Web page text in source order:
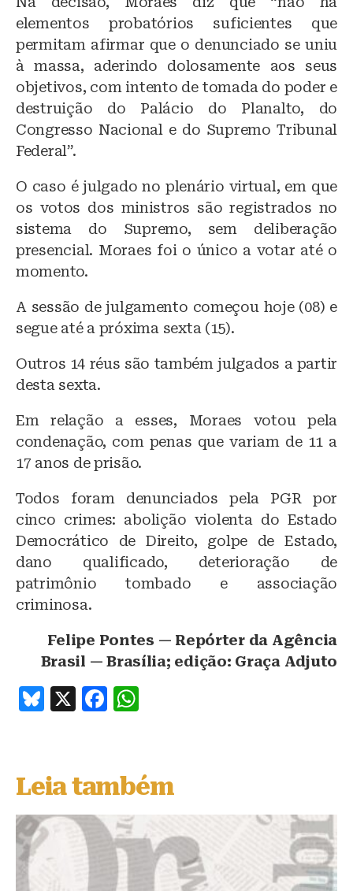
elementos probatórios suficientes que
permitam afirmar que o denunciado se uniu
à massa, aderindo dolosamente aos seus
objetivos, com intento de tomada do poder e
destruição do Palácio do Planalto, do
Congresso Nacional e do Supremo Tribunal
Federal”.
O caso é julgado no plenário virtual, em que
os votos dos ministros são registrados no
sistema do Supremo, sem deliberação
presencial. Moraes foi o único a votar até o
momento.
A sessão de julgamento começou hoje (08) e
segue até a próxima sexta (15).
Outros 14 réus são também julgados a partir
desta sexta.
Em relação a esses, Moraes votou pela
condenação, com penas que variam de 11 a
17 anos de prisão.
Todos foram denunciados pela PGR por
cinco crimes: abolição violenta do Estado
Democrático de Direito, golpe de Estado,
dano qualificado, deterioração de
patrimônio tombado e associação
criminosa.
Felipe Pontes — Repórter da Agência
Brasil — Brasília; edição: Graça Adjuto
B
s
k
y
X
F
e
b
o
o
k
s
A
p
p
Leia também